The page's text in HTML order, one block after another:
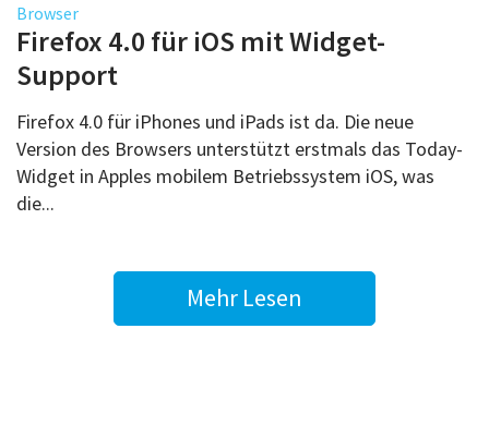
Browser
Firefox 4.0 für iOS mit Widget-
Support
Firefox 4.0 für iPhones und iPads ist da. Die neue
Version des Browsers unterstützt erstmals das Today-
Widget in Apples mobilem Betriebssystem iOS, was
die...
Mehr Lesen